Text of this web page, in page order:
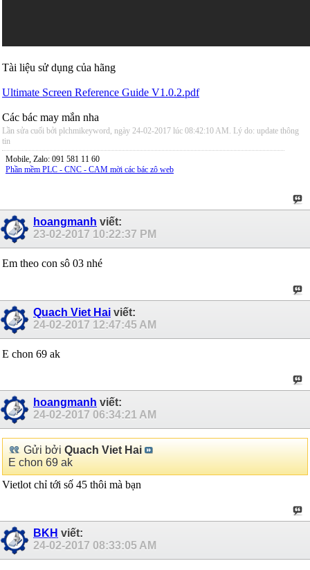
Tài liệu sử dụng của hãng
Ultimate Screen Reference Guide V1.0.2.pdf
Các bác may mắn nha
Lần sửa cuối bởi plchmikeyword, ngày 24-02-2017 lúc 08:42:10 AM . Lý do: update thông
tin
Mobile, Zalo: 091 581 11 60
Phần mềm PLC - CNC - CAM mời các bác zô web
hoangmanh viết:
23-02-2017 10:22:37 PM
Em theo con sô 03 nhé
Quach Viet Hai viết:
24-02-2017 12:47:45 AM
E chon 69 ak
hoangmanh viết:
24-02-2017 06:34:21 AM
Gửi bởi Quach Viet Hai
E chon 69 ak
Vietlot chỉ tới số 45 thôi mà bạn
BKH viết:
24-02-2017 08:33:05 AM